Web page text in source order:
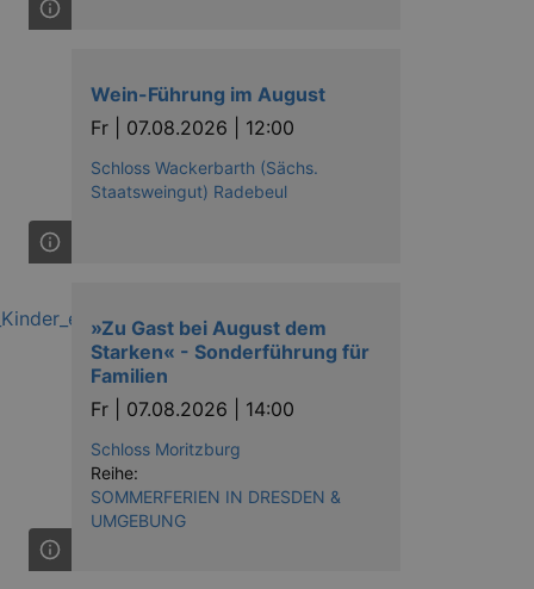
Wein-Führung im August
Fr | 07.08.2026 | 12:00
Schloss Wackerbarth (Sächs.
Staatsweingut) Radebeul
»Zu Gast bei August dem
Starken« - Sonderführung für
Familien
Fr | 07.08.2026 | 14:00
Schloss Moritzburg
Reihe:
SOMMERFERIEN IN DRESDEN &
UMGEBUNG
the end user uses the
from OneTrust. It
the site uses and
for the use of each
cookies in each category
is not given. The cookie
visitors to the site will
no information that can